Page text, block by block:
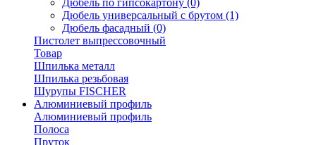
Дюбель по гипсокартону (0)
Дюбель универсальный с брутом (1)
Дюбель фасадный (0)
Пистолет выпрессовочный
Товар
Шпилька металл
Шпилька резьбовая
Шурупы FISCHER
Алюминиевый профиль
Алюминиевый профиль
Полоса
Пруток